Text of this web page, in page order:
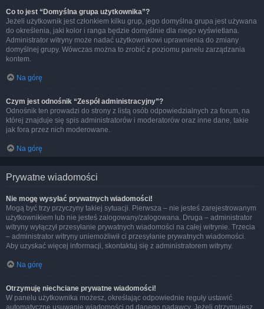
Co to jest “Domyślna grupa użytkownika”?
Jeżeli użytkownik jest członkiem kilku grup, jego domyślna grupa jest używana
do określenia, jaki kolor i ranga będzie domyślnie dla niego wyświetlana.
Administrator witryny może nadać użytkownikowi uprawnienia do zmiany
domyślnej grupy. Wówczas można to zrobić z poziomu panelu zarządzania
kontem.
Na górę
Czym jest odnośnik “Zespół administracyjny”?
Odnośnik ten prowadzi do strony z listą osób odpowiedzialnych za forum, na
której znajduje się spis administratorów i moderatorów oraz inne dane, takie
jak fora przez nich moderowane.
Na górę
Prywatne wiadomości
Nie mogę wysyłać prywatnych wiadomości!
Mogą być trzy przyczyny takiej sytuacji. Pierwsza – nie jesteś zarejestrowanym
użytkownikiem lub nie jesteś zalogowany/zalogowana. Druga – administrator
witryny wyłączył przesyłanie prywatnych wiadomości na całej witrynie. Trzecia
– administrator witryny uniemożliwił ci przesyłanie prywatnych wiadomości.
Aby uzyskać więcej informacji, skontaktuj się z administratorem witryny.
Na górę
Otrzymuję niechciane prywatne wiadomości!
W panelu użytkownika możesz, określając odpowiednie reguły ustawić
automatyczne usuwanie wiadomości od danego nadawcy. Jeżeli otrzymujesz